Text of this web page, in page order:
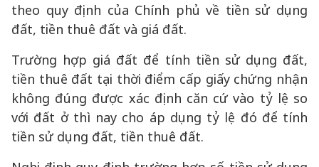
theo quy định của Chính phủ về tiền sử dụng
đất, tiền thuê đất và giá đất.
Trường hợp giá đất để tính tiền sử dụng đất,
tiền thuê đất tại thời điểm cấp giấy chứng nhận
không đúng được xác định căn cứ vào tỷ lệ so
với đất ở thì nay cho áp dụng tỷ lệ đó để tính
tiền sử dụng đất, tiền thuê đất.